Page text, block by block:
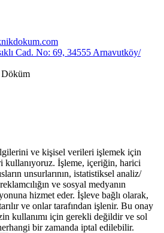
Cad. No: 69, 34555 Arnavutköy/
ve kişisel verileri işlemek için
kullanıyoruz. İşleme, içeriğin, harici
unsurlarının, istatistiksel analiz/
ve sosyal medyanın
hizmet eder. İşleve bağlı olarak,
ve onlar tarafından işlenir. Bu onay
kullanımı için gerekli değildir ve sol
bir zamanda iptal edilebilir.